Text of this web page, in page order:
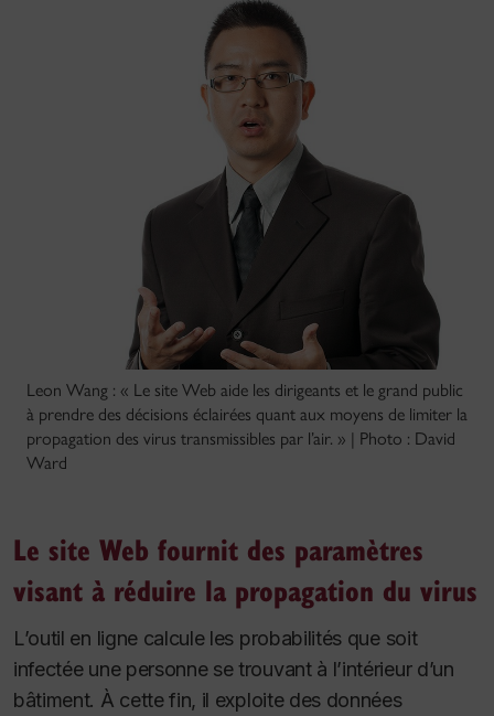
Leon Wang : « Le site Web aide les dirigeants et le grand public
à prendre des décisions éclairées quant aux moyens de limiter la
propagation des virus transmissibles par l’air. » | Photo : David
Ward
Le site Web fournit des paramètres
visant à réduire la propagation du virus
L’outil en ligne calcule les probabilités que soit
infectée une personne se trouvant à l’intérieur d’un
bâtiment. À cette fin, il exploite des données